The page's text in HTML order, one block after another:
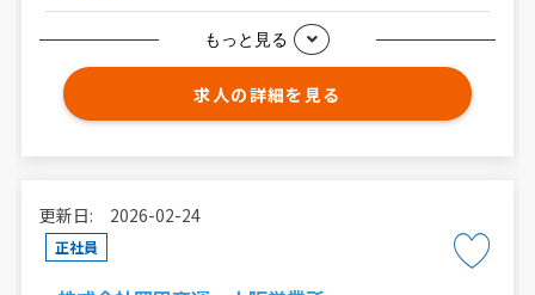
もっと見る
求人の詳細を見る
更新日: 2026-02-24
正社員